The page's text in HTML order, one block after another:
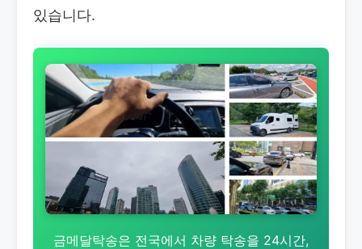
있습니다.
금메달탁송은 전국에서 차량 탁송을 24시간,